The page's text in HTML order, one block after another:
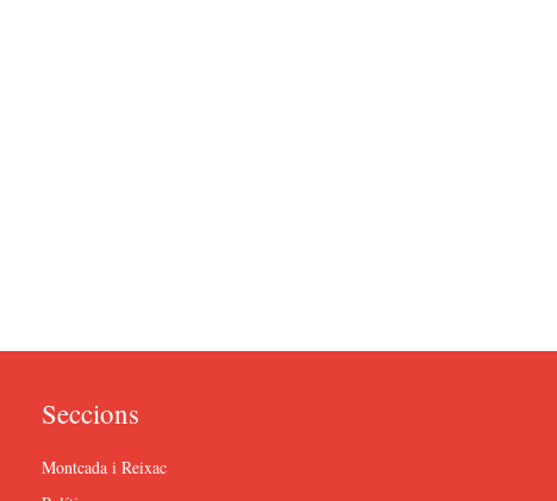
Seccions
Montcada i Reixac